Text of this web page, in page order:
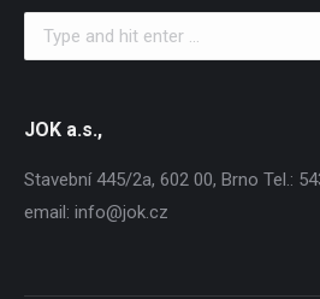
Search:
JOK a.s.,
Stavební 445/2a, 602 00, Brno Tel.:
email: info@jok.cz